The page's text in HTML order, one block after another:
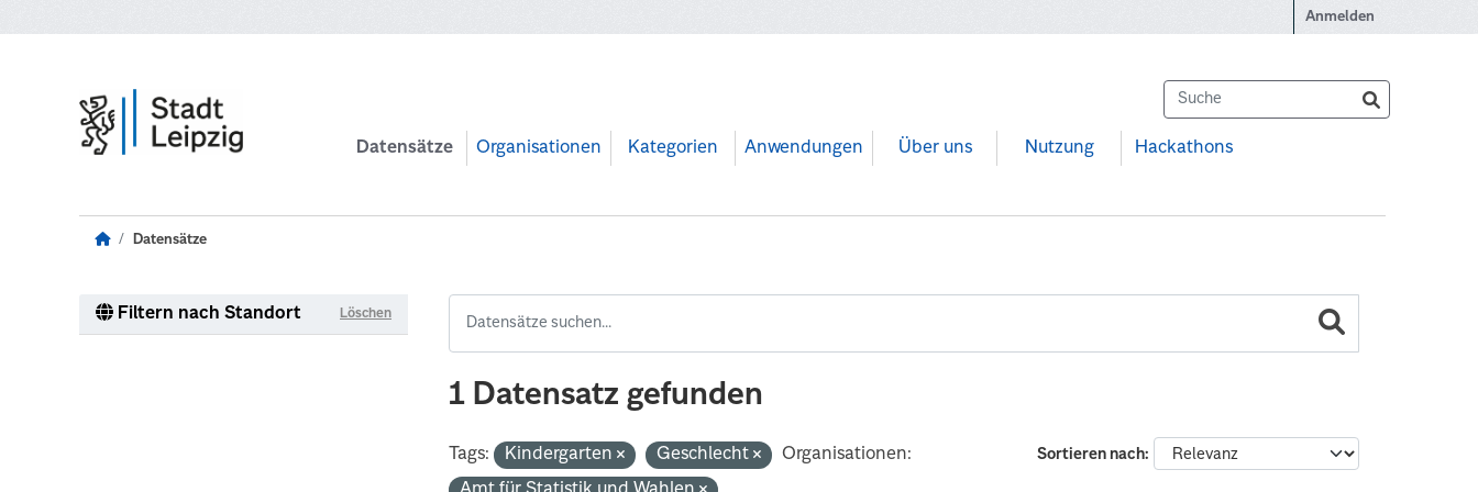
Anmelden
Datensätze Organisationen Kategorien Anwendungen Über uns Nutzung Hackathons
Datensätze
Filtern nach Standort Löschen
1 Datensatz gefunden
Sortieren nach
Tags: Kindergarten Geschlecht
Organisationen: